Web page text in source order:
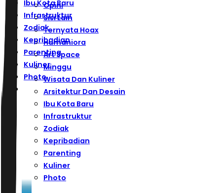
Ibu Kota Baru
Infrastruktur
Zodiak
Kepribadian
Parenting
Kuliner
Photo
Opini
Sisi Lain
Ternyata Hoax
Humaniora
Art Space
Minggu
Wisata Dan Kuliner
Arsitektur Dan Desain
Ibu Kota Baru
Infrastruktur
Zodiak
Kepribadian
Parenting
Kuliner
Photo